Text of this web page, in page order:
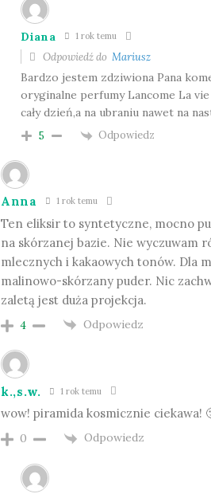
Diana 1 rok temu
Odpowiedź do Mariusz
Bardzo jestem zdziwiona Pana
oryginalne perfumy Lancome La
cały dzień,a na ubraniu nawet na
5 Odpowiedz
Anna 1 rok temu
Ten eliksir to syntetyczne, mocno
na skórzanej bazie. Nie wyczuwam
mlecznych i kakaowych tonów. Dla
malinowo-skórzany puder. Nic
zaletą jest duża projekcja.
4 Odpowiedz
k.,s.w. 1 rok temu
wow! piramida kosmicznie ciekawa!
0 Odpowiedz